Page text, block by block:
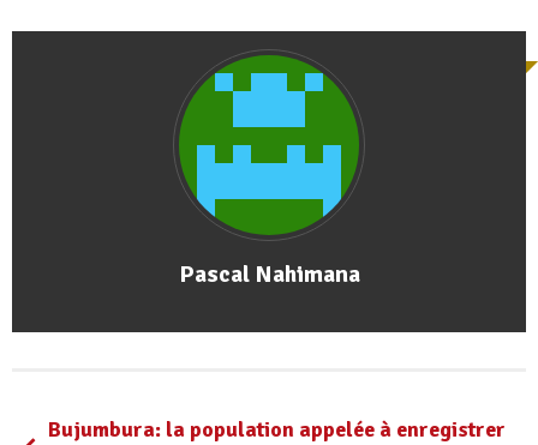
Pascal Nahimana
Bujumbura: la population appelée à enregistrer